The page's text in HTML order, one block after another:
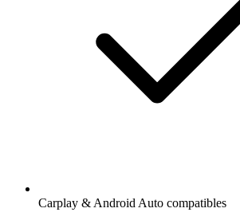
Carplay & Android Auto compatibles